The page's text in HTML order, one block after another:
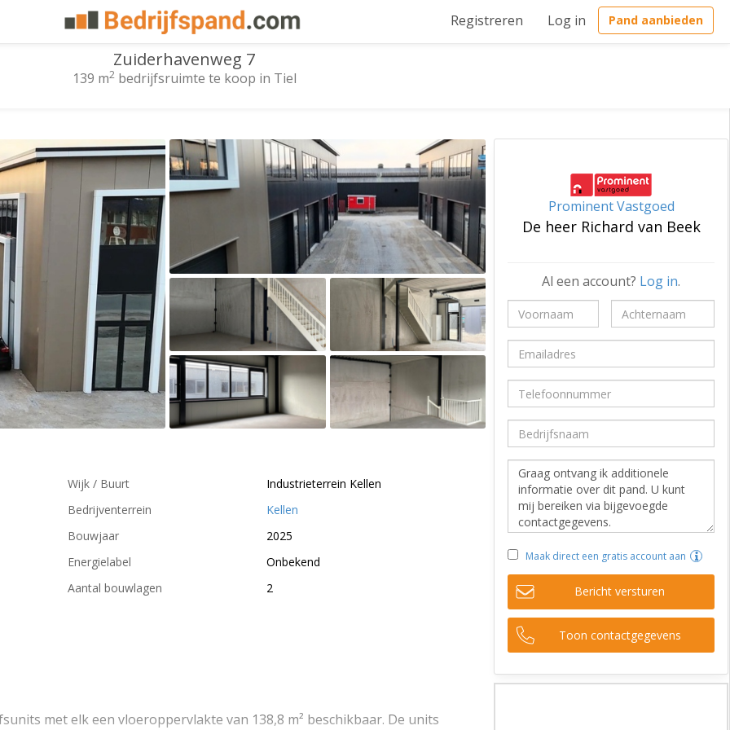
Registreren Log in Pand aanbieden
Zuiderhavenweg 7
139 m2bedrijfsruimte te koop in Tiel
Wijk / Buurt
Industrieterrein Kellen
Bedrijventerrein
Kellen
Bouwjaar
2025
Energielabel
Onbekend
Aantal bouwlagen
2
met elk een vloeroppervlakte van 138,8 m² beschikbaar. De units
Prominent Vastgoed
De heer Richard van Beek
Al een account? Log in.
Maak direct een gratis account aan
Bericht versturen
Toon contactgegevens